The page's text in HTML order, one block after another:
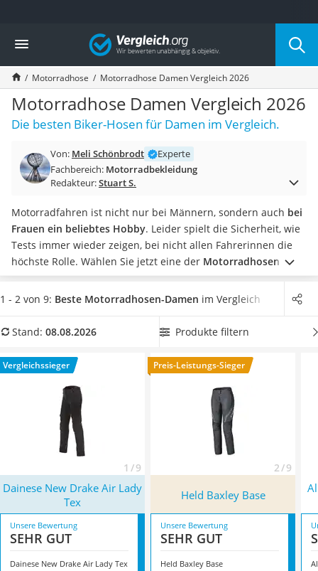
Die beliebtesten Vergleiche nach Kategorie
Auto & Motor
Fahrradträger-Anhängerkupplung (4 Fahrräder)
Fahrradträger
Fahrradträger (Anhängerkupplung)
Fahrradträger 3 Fahrräder
Benzinkanister (20 l)
Fahrradträger E-Bike
Benzinkanister
Wagenheber 3t
AGM-Batterie Wohnmobil
Thule-Fahrradträger
FM-Transmitter
Sommerreifen 205/55 R16
Autobatterie-Ladegerät
Alkoholtester
Wagenheber
Rostumwandler
Vergleich
Motorradhose Motorradhose Damen Vergleich 2026
Motorradhose Damen Vergleich 2026
Die besten Biker-Hosen für Damen im Vergleich.
Von: Meli Schönbrodt
Experte
Fachbereich: Motorradbekleidung
Redakteur:Stuart S.
Motorradfahren ist nicht nur bei Männern, sondern auch bei
Frauen ein beliebtes Hobby. Leider spielt die Sicherheit, wie
Tests immer wieder zeigen, bei nicht allen Fahrerinnen die
höchste Rolle. Wählen Sie jetzt eine der Motorradhosen für
Damenaus unserem Vergleich, die über zusätzliche
Protektoren verfügen. In Kombination mit der passenden
Tour starten zu können. Überzeugt hat uns hier im August
mit seinen Eigenschaften.
1 - 2 von 9: Beste Motorradhosen-Damen im Vergleich
Stand: 08.08.2026 Produkte filtern
Vergleichssieger
1 / 9
Preis-Leistungs-Sieger
2 / 9
Dainese New Drake Air Lady
Tex
Held Baxley Base
Unsere Bewertung
SEHR GUT
Dainese New Drake Air Lady Tex
Unsere Bewertung
SEHR GUT
Held Baxley Base